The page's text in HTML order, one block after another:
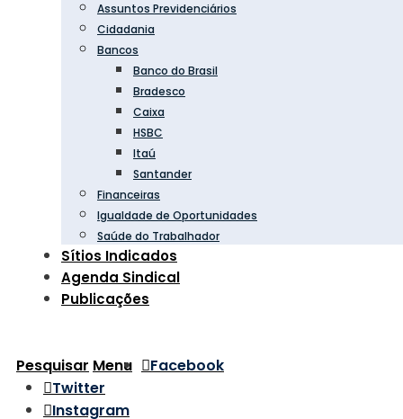
Assuntos Previdenciários
Cidadania
Bancos
Banco do Brasil
Bradesco
Caixa
HSBC
Itaú
Santander
Financeiras
Igualdade de Oportunidades
Saúde do Trabalhador
Sítios Indicados
Agenda Sindical
Publicações
Pesquisar Menu
Facebook
Twitter
Instagram